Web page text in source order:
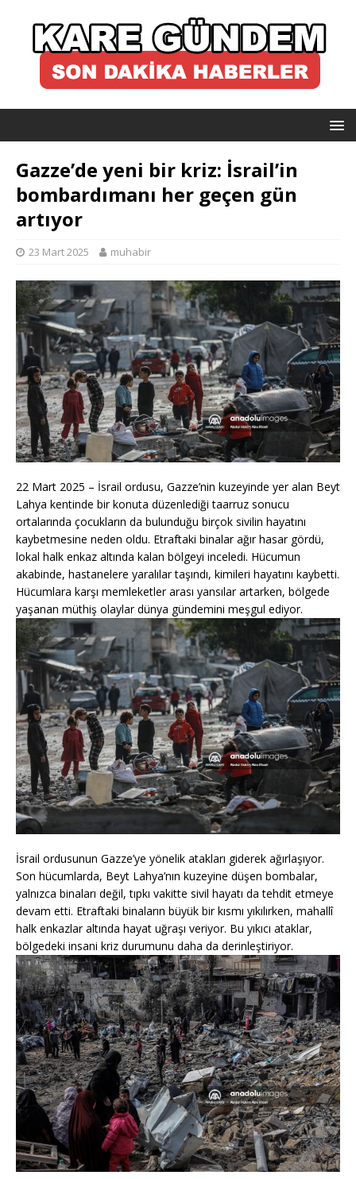
Gazze’de yeni bir kriz: İsrail’in
bombardımanı her geçen gün
artıyor
23 Mart 2025 muhabir
22 Mart 2025 – İsrail ordusu, Gazze’nin kuzeyinde yer alan Beyt
Lahya kentinde bir konuta düzenlediği taarruz sonucu
ortalarında çocukların da bulunduğu birçok sivilin hayatını
kaybetmesine neden oldu. Etraftaki binalar ağır hasar gördü,
lokal halk enkaz altında kalan bölgeyi inceledi. Hücumun
akabinde, hastanelere yaralılar taşındı, kimileri hayatını kaybetti.
Hücumlara karşı memleketler arası yansılar artarken, bölgede
yaşanan müthiş olaylar dünya gündemini meşgul ediyor.
İsrail ordusunun Gazze’ye yönelik atakları giderek ağırlaşıyor.
Son hücumlarda, Beyt Lahya’nın kuzeyine düşen bombalar,
yalnızca binaları değil, tıpkı vakitte sivil hayatı da tehdit etmeye
devam etti. Etraftaki binaların büyük bir kısmı yıkılırken, mahallî
halk enkazlar altında hayat uğraşı veriyor. Bu yıkıcı ataklar,
bölgedeki insani kriz durumunu daha da derinleştiriyor.